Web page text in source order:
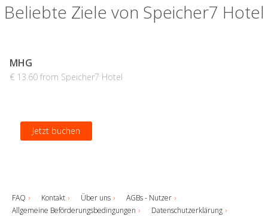
Beliebte Ziele von Speicher7 Hotel
MHG
€ 13.60 from Speicher7 Hotel
Jetzt buchen
FAQ Kontakt Über uns
AGBs - Nutzer
Allgemeine Beförderungsbedingungen
Datenschutzerklärung